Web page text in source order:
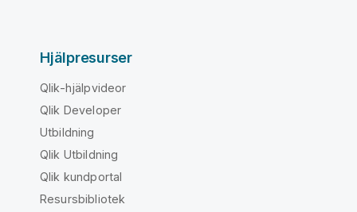
Hjälpresurser
Qlik-hjälpvideor
Qlik Developer
Utbildning
Qlik Utbildning
Qlik kundportal
Resursbibliotek